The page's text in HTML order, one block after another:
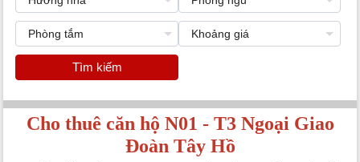
Tìm kiếm
Cho thuê căn hộ N01 - T3 Ngoại Giao
Đoàn Tây Hồ